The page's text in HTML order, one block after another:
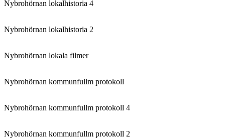
Nybrohörnan lokalhistoria 4
Nybrohörnan lokalhistoria 2
Nybrohörnan lokala filmer
Nybrohörnan kommunfullm protokoll
Nybrohörnan kommunfullm protokoll 4
Nybrohörnan kommunfullm protokoll 2